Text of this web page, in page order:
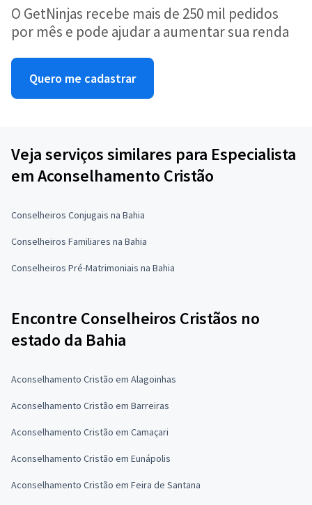
O GetNinjas recebe mais de 250 mil pedidos
por mês e pode ajudar a aumentar sua renda
Quero me cadastrar
Veja serviços similares para Especialista
em Aconselhamento Cristão
Conselheiros Conjugais na Bahia
Conselheiros Familiares na Bahia
Conselheiros Pré-Matrimoniais na Bahia
Encontre Conselheiros Cristãos no
estado da Bahia
Aconselhamento Cristão em Alagoinhas
Aconselhamento Cristão em Barreiras
Aconselhamento Cristão em Camaçari
Aconselhamento Cristão em Eunápolis
Aconselhamento Cristão em Feira de Santana